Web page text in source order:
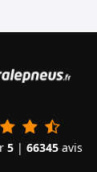
5 | 66345 avis